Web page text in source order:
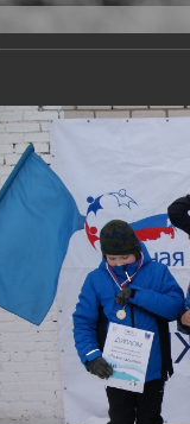
Версия для
Новости
здоровья" 2020